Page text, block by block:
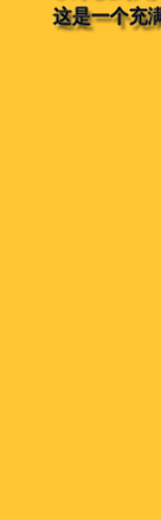
这是一个充